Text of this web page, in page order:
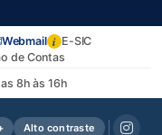
8h às 16h
Webmail i E-SIC
de Contas
Alto contraste